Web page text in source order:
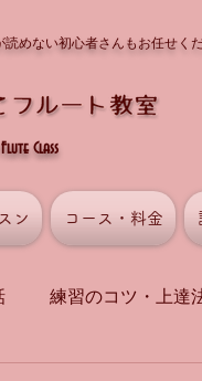
練習のコツ・上達
めない初心者さんもお任せく
Class
ン コース・料金